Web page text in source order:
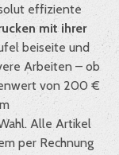
effiziente
mit ihrer
beiseite und
Arbeiten – ob
von 200 €
Alle Artikel
per Rechnung